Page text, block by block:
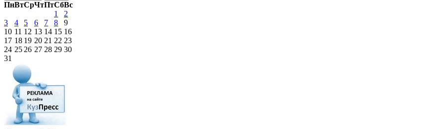
ПнВтСрЧтПтСбВс
1
2
3
4 5 6 7 8
9
10 11 12 13 14 15 16
17 18 19 20 21 22 23
24 25 26 27 28 29 30
31